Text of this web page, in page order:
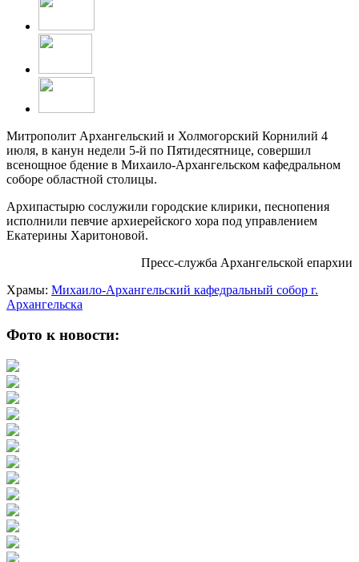
Митрополит Архангельский и Холмогорский Корнилий 4
июля, в канун недели 5-й по Пятидесятнице, совершил
всенощное бдение в Михаило-Архангельском кафедральном
соборе областной столицы.
Архипастырю сослужили городские клирики, песнопения
исполнили певчие архиерейского хора под управлением
Екатерины Харитоновой.
Пресс-служба Архангельской епархии
Храмы: Михаило-Архангельский кафедральный собор г.
Архангельска
Фото к новости: